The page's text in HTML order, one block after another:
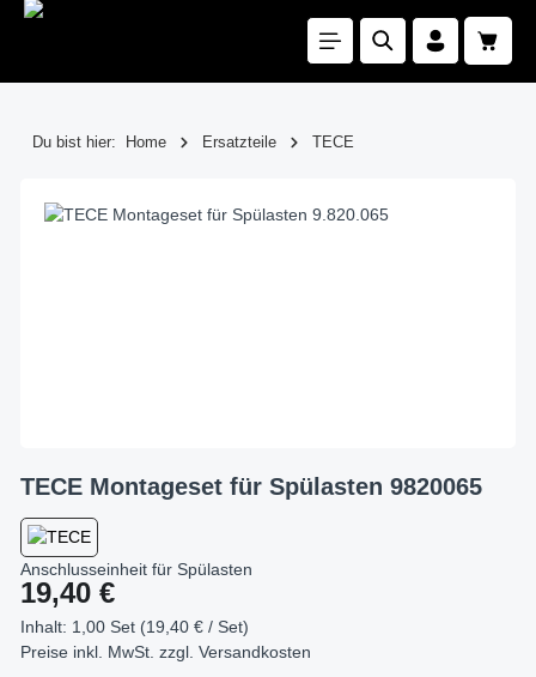
Du bist hier: Home Ersatzteile TECE
TECE Montageset für Spülasten 9820065
Anschlusseinheit für Spülasten
Regulärer Preis:
19,40 €
Inhalt: 1,00 Set (19,40 € / Set)
Preise inkl. MwSt. zzgl. Versandkosten